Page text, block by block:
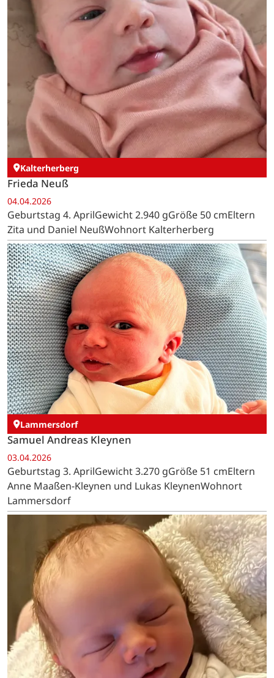
Kalterherberg
Frieda Neuß
04.04.2026
Geburtstag 4. AprilGewicht 2.940 gGröße 50 cmEltern
Zita und Daniel NeußWohnort Kalterherberg
Lammersdorf
Samuel Andreas Kleynen
03.04.2026
Geburtstag 3. AprilGewicht 3.270 gGröße 51 cmEltern
Anne Maaßen-Kleynen und Lukas KleynenWohnort
Lammersdorf